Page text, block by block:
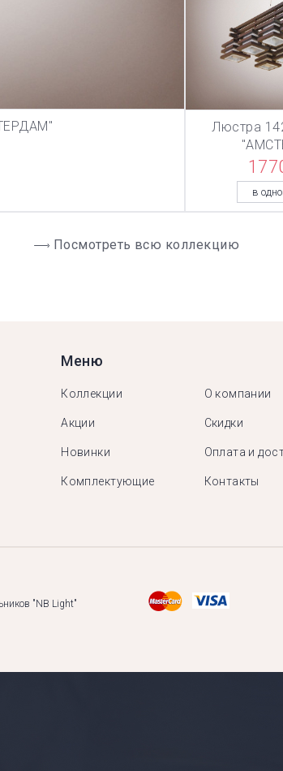
В
Люстра
в
Посмотреть всю коллекцию
Меню
Коллекции
Акции
Новинки
Комплектующие
О компании
Скидки
Оплата и
Контакты
"NB Light"